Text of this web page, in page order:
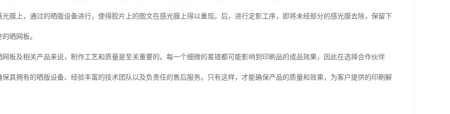
光膜上，通过的晒版设备进行，使得胶片上的图文在感光膜上得以重现。后，进行定影工序，即将未经部分的感光膜去除，保留下
晒网板。
网板及相关产品来说，制作工艺和质量是至关重要的。每一个细微的差错都可能影响到印刷品的成品效果，因此在选择合作伙伴
保其拥有的晒版设备、经验丰富的技术团队以及负责任的售后服务。只有这样，才能确保产品的质量和效果，为客户提供的印刷解